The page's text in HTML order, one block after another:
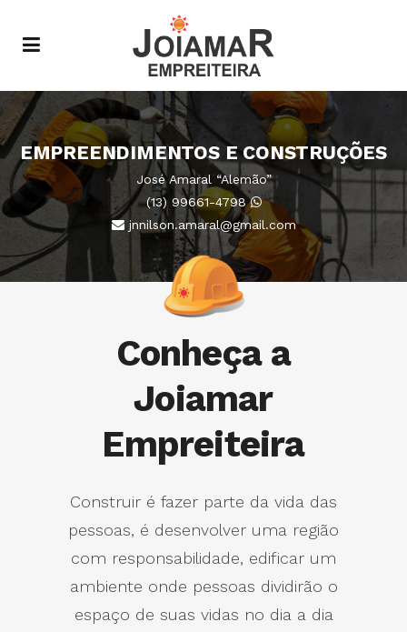
EMPREENDIMENTOS E CONSTRUÇÕES
José Amaral “Alemão”
(13) 99661-4798
jnnilson.amaral@gmail.com
Conheça a
Joiamar
Empreiteira
Construir é fazer parte da vida das
pessoas, é desenvolver uma região
com responsabilidade, edificar um
ambiente onde pessoas dividirão o
espaço de suas vidas no dia a dia